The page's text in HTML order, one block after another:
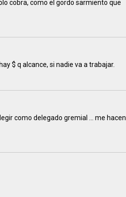
cobra, como el gordo sarmiento que
$ q alcance, si nadie va a trabajar.
como delegado gremial ... me hacen